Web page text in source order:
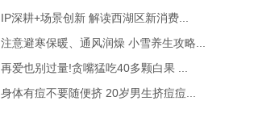
IP深耕+场景创新 解读西湖区新消费...
注意避寒保暖、通风润燥 小雪养生攻略...
再爱也别过量!贪嘴猛吃40多颗白果 ...
身体有痘不要随便挤 20岁男生挤痘痘...